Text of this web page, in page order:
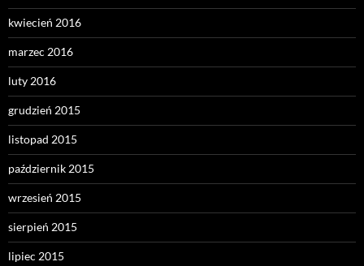
kwiecień 2016
marzec 2016
luty 2016
grudzień 2015
listopad 2015
październik 2015
wrzesień 2015
sierpień 2015
lipiec 2015